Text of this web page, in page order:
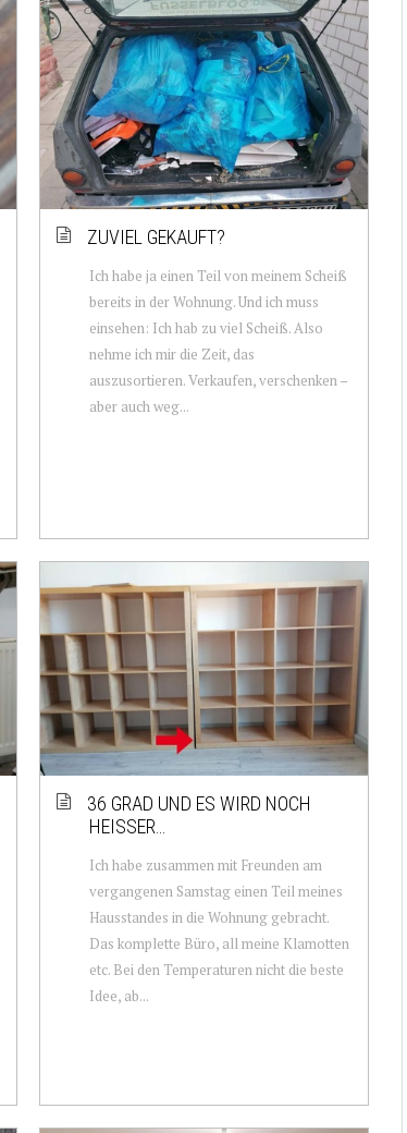
ZUVIEL GEKAUFT?
Ich habe ja einen Teil von meinem Scheiß
bereits in der Wohnung. Und ich muss
einsehen: Ich hab zu viel Scheiß. Also
nehme ich mir die Zeit, das
auszusortieren. Verkaufen, verschenken –
aber auch weg...
36 GRAD UND ES WIRD NOCH
HEISSER…
Ich habe zusammen mit Freunden am
vergangenen Samstag einen Teil meines
Hausstandes in die Wohnung gebracht.
Das komplette Büro, all meine Klamotten
etc. Bei den Temperaturen nicht die beste
Idee, ab...